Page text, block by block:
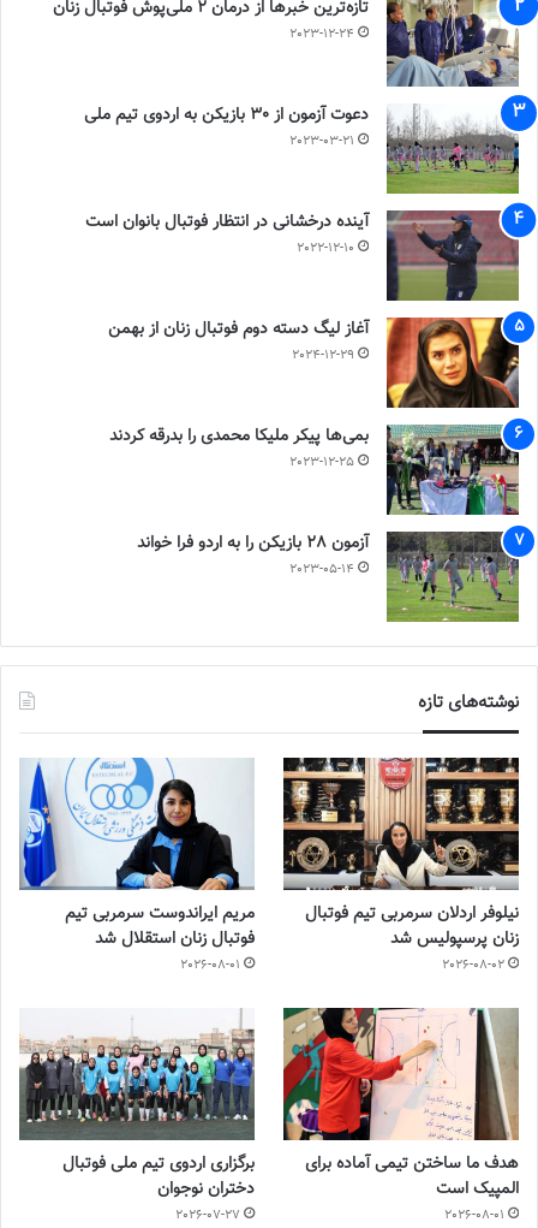
تازه‌ترین خبرها از درمان ۲ ملی‌پوش فوتبال زنان
2023-12-24
دعوت آزمون از 30 بازیکن به اردوی تیم ملی
2023-03-21
آینده درخشانی در انتظار فوتبال بانوان است
2022-12-10
آغاز لیگ دسته دوم فوتبال زنان از بهمن
2024-12-29
بمی‌ها پیکر ملیکا محمدی را بدرقه کردند
2023-12-25
آزمون 28 بازیکن را به اردو فرا خواند
2023-05-14
نوشته‌های تازه
نیلوفر اردلان سرمربی تیم فوتبال
زنان پرسپولیس شد
2026-08-02
مریم ایراندوست سرمربی تیم
فوتبال زنان استقلال شد
2026-08-01
هدف ما ساختن تیمی آماده برای
المپیک است
2026-08-01
برگزاری اردوی تیم ملی فوتبال
دختران نوجوان
2026-07-27